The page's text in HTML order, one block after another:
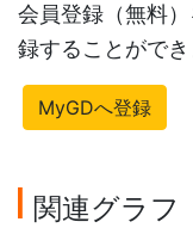
会員登録（無料
録することができ
MyGDへ登録
関連グラフ